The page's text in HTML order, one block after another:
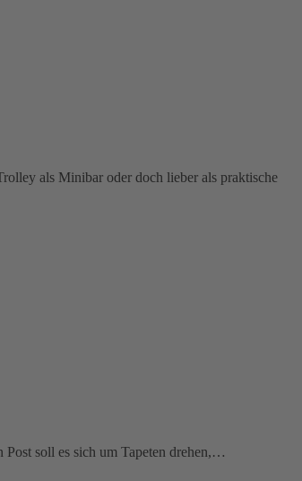
als Minibar oder doch lieber als praktische
soll es sich um Tapeten drehen,…